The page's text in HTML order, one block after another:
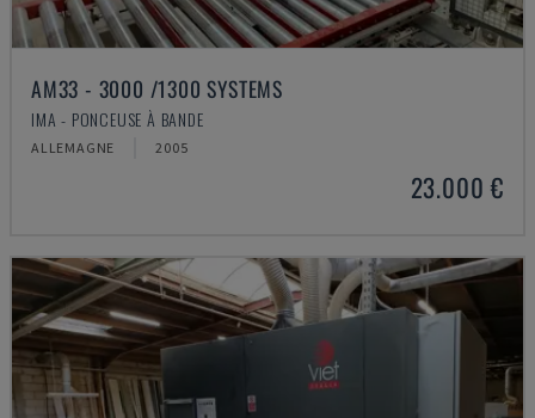
AM33 - 3000 /1300 SYSTEMS
IMA - PONCEUSE À BANDE
ALLEMAGNE 2005
23.000 €